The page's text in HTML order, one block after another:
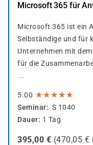
Microsoft 365 für
Microsoft 365 ist ein
Selbständige und für
Unternehmen mit
für die
...
5.00 ★★★★★
★★★★★
Seminar
S 1040
Dauer
1 Tag
395,00 € (470,05 €